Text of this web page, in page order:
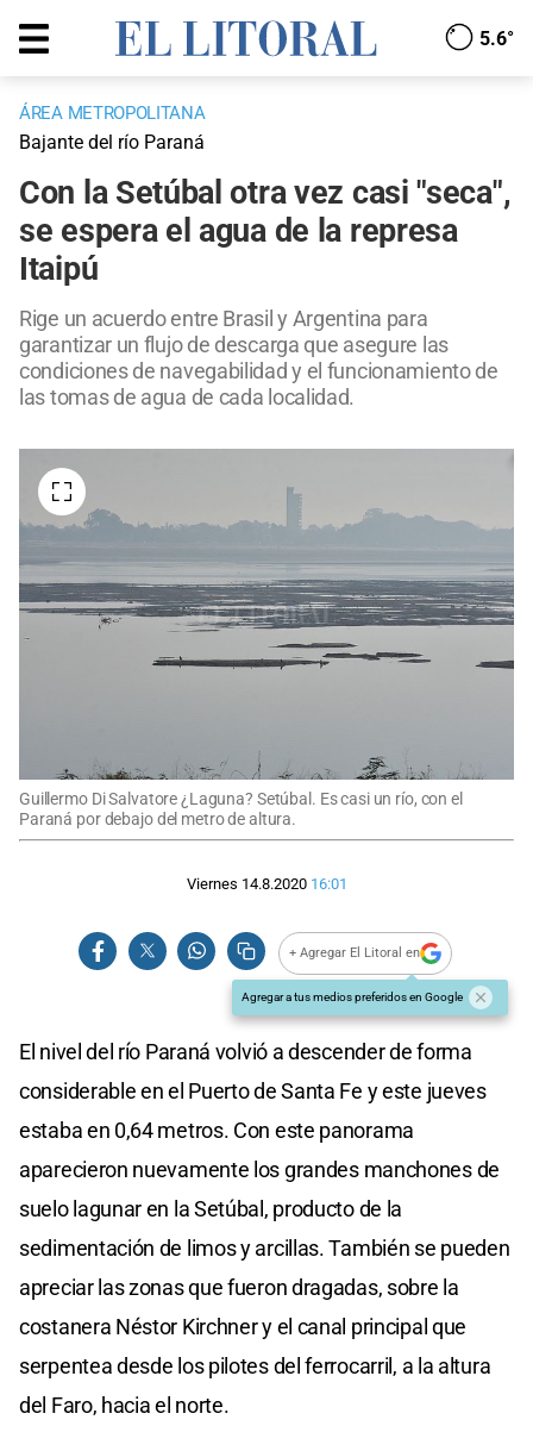
5.6°
ÁREA METROPOLITANA
Bajante del río Paraná
Con la Setúbal otra vez casi "seca",
se espera el agua de la represa
Itaipú
Rige un acuerdo entre Brasil y Argentina para
garantizar un flujo de descarga que asegure las
condiciones de navegabilidad y el funcionamiento de
las tomas de agua de cada localidad.
Guillermo Di Salvatore ¿Laguna? Setúbal. Es casi un río, con el
Paraná por debajo del metro de altura.
Viernes 14.8.2020 16:01
+ Agregar El Litoral en
Agregar a tus medios preferidos en Google
El nivel del río Paraná volvió a descender de forma
considerable en el Puerto de Santa Fe y este jueves
estaba en 0,64 metros. Con este panorama
aparecieron nuevamente los grandes manchones de
suelo lagunar en la Setúbal, producto de la
sedimentación de limos y arcillas. También se pueden
apreciar las zonas que fueron dragadas, sobre la
costanera Néstor Kirchner y el canal principal que
serpentea desde los pilotes del ferrocarril, a la altura
del Faro, hacia el norte.